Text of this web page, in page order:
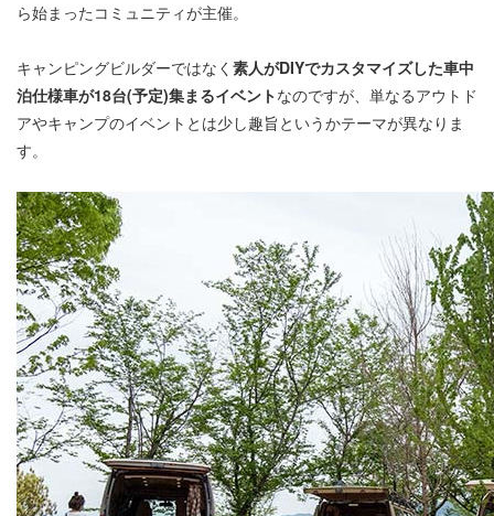
ら始まったコミュニティが主催。
キャンピングビルダーではなく 素人がDIYでカスタマイズした車中
泊仕様車が18台(予定)集まるイベントなのですが、単なるアウトド
アやキャンプのイベントとは少し趣旨というかテーマが異なりま
す。